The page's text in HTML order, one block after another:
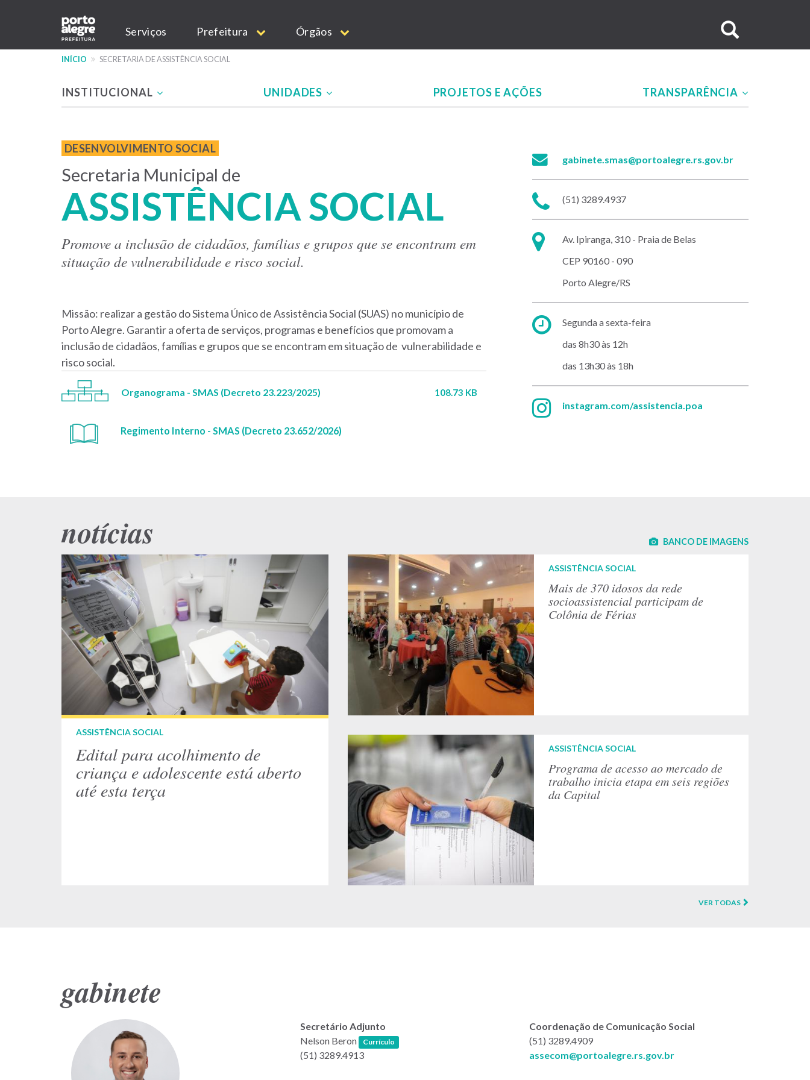
conteúdo
Main
navigation
Serviços Prefeitura Órgãos
no
INÍCIO SECRETARIA DE ASSISTÊNCIA SOCIAL
-
site
SMAS
INSTITUCIONAL UNIDADES PROJETOS E AÇÕES TRANSPARÊNCIA
Secretaria
de
Assistência
Social
DESENVOLVIMENTO SOCIAL
Secretaria Municipal de
ASSISTÊNCIA SOCIAL
Promove a inclusão de cidadãos, famílias e grupos que se encontram em
situação de vulnerabilidade e risco social.
Missão: realizar a gestão do Sistema Único de Assistência Social (SUAS) no município de
Porto Alegre. Garantir a oferta de serviços, programas e benefícios que promovam a
inclusão de cidadãos, famílias e grupos que se encontram em situação de vulnerabilidade e
risco social.
Organograma - SMAS (Decreto 23.223/2025) 108.73 KB
Regimento Interno - SMAS (Decreto 23.652/2026)
E-
gabinete.smas@portoalegre.rs.gov.br
Telefone:
(51) 3289.4937
Endereço:
Av. Ipiranga, 310 - Praia de Belas
CEP 90160 - 090
Porto Alegre/RS
Horário
atendimento:
Segunda a sexta-feira
das 8h30 às 12h
das 13h30 às 18h
Instagram:
instagram.com/assistencia.poa
notícias BANCO DE IMAGENS
ASSISTÊNCIA SOCIAL
Edital para acolhimento de
criança e adolescente está aberto
até esta terça
ASSISTÊNCIA SOCIAL
Mais de 370 idosos da rede
socioassistencial participam de
Colônia de Férias
ASSISTÊNCIA SOCIAL
Programa de acesso ao mercado de
trabalho inicia etapa em seis regiões
da Capital
VER TODAS
gabinete
Secretário Adjunto
Nelson Beron
Currículo
(link abre em nova janela)
(51) 3289.4913
Coordenação de Comunicação Social
(51) 3289.4909
assecom@portoalegre.rs.gov.br